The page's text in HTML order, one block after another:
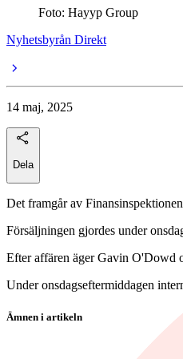
Foto: Hayyp Group
Nyhetsbyrån Direkt
14 maj, 2025
Dela
Det framgår av
Försäljningen gjordes under
Efter affären äger Gavin O'Dowd
Under onsdagseftermiddagen
Ämnen i artikeln